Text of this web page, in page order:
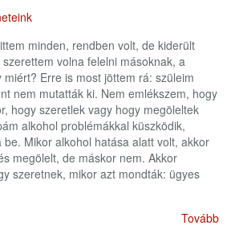
minden, rendben volt, de kiderült
volna felelni másoknak, a
Erre is most jöttem rá: szüleim
nem mutatták ki. Nem emlékszem, hogy
hogy szeretlek vagy hogy megöleltek
alkohol problémákkal küszködik,
Mikor alkohol hatása alatt volt, akkor
megölelt, de máskor nem. Akkor
szeretnek, mikor azt mondták: ügyes
Tovább